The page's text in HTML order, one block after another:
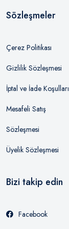
Sözleşmeler
Çerez Politikası
Gizlilik Sözleşmesi
İptal ve İade Koşulları
Mesafeli Satış
Sözleşmesi
Üyelik Sözleşmesi
Bizi takip edin
Facebook